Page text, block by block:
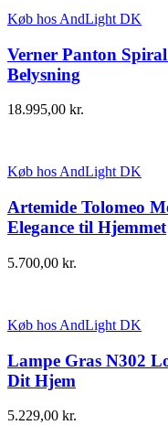
Køb hos AndLight DK
Verner Panton
Belysning
18.995,00 kr.
Køb hos AndLight DK
Artemide Tolomeo
Elegance til Hjemmet
5.700,00 kr.
Køb hos AndLight DK
Lampe Gras N302
Dit Hjem
5.229,00 kr.